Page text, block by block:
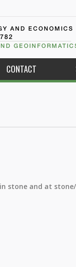
AND ECONOMICS
CONTACT
stone and at